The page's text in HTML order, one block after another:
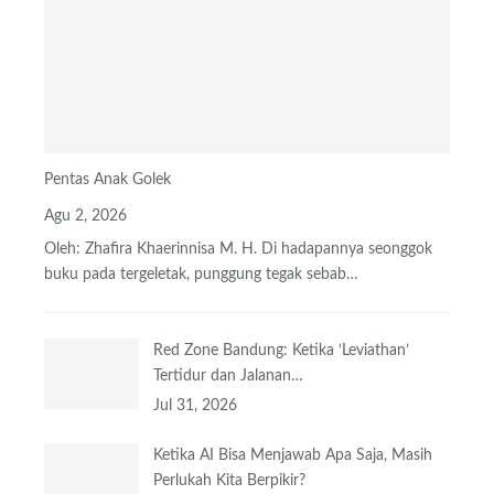
Pentas Anak Golek
Agu 2, 2026
Oleh: Zhafira Khaerinnisa M. H. Di hadapannya seonggok
buku pada tergeletak, punggung tegak sebab…
Red Zone Bandung: Ketika ‘Leviathan’
Tertidur dan Jalanan…
Jul 31, 2026
Ketika AI Bisa Menjawab Apa Saja, Masih
Perlukah Kita Berpikir?